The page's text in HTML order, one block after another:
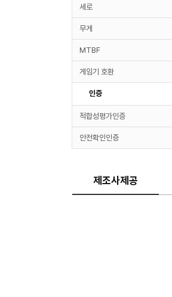
세로
무게
MTBF
게임기 호환
인증
적합성평가인증
안전확인인증
제조사제공